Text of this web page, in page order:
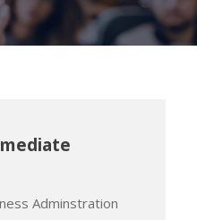
Adminstration